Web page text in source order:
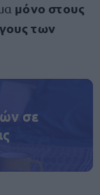
μόνο στους
των
σε